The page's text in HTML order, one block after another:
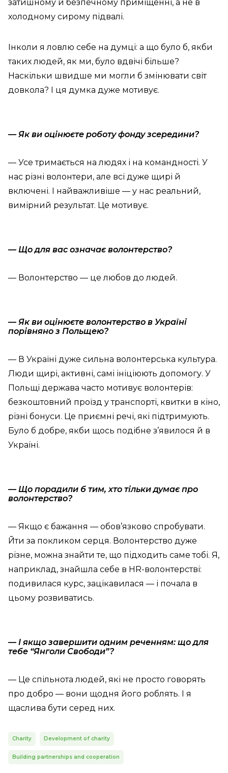
затишному й безпечному приміщенні, а не в
холодному сирому підвалі.
Інколи я ловлю себе на думці: а що було б, якби
таких людей, як ми, було вдвічі більше?
Наскільки швидше ми могли б змінювати світ
довкола? І ця думка дуже мотивує.
— Як ви оцінюєте роботу фонду зсередини?
— Усе тримається на людях і на командності. У
нас різні волонтери, але всі дуже щирі й
включені. І найважливіше — у нас реальний,
вимірний результат. Це мотивує.
— Що для вас означає волонтерство?
— Волонтерство — це любов до людей.
— Як ви оцінюєте волонтерство в Україні
порівняно з Польщею?
— В Україні дуже сильна волонтерська культура.
Люди щирі, активні, самі ініціюють допомогу. У
Польщі держава часто мотивує волонтерів:
безкоштовний проїзд у транспорті, квитки в кіно,
різні бонуси. Це приємні речі, які підтримують.
Було б добре, якби щось подібне з’явилося й в
Україні.
— Що порадили б тим, хто тільки думає про
волонтерство?
— Якщо є бажання — обов’язково спробувати.
Йти за покликом серця. Волонтерство дуже
різне, можна знайти те, що підходить саме тобі. Я,
наприклад, знайшла себе в HR-волонтерстві:
подивилася курс, зацікавилася — і почала в
цьому розвиватись.
— І якщо завершити одним реченням: що для
тебе “Янголи Свободи”?
— Це спільнота людей, які не просто говорять
про добро — вони щодня його роблять. І я
щаслива бути серед них.
Charity Development of charity
Building partnerships and cooperation